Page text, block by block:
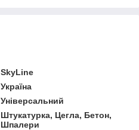
SkyLine
Україна
Універсальний
Штукатурка, Цегла, Бетон,
Шпалери